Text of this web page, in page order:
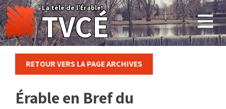
Skip
to
content
La télé de l'Érable!
TVCÉ
RETOUR VERS LA PAGE ARCHIVES
Érable en Bref du